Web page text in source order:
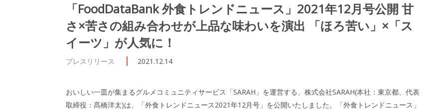
「FoodDataBank 外食トレンドニュース」2021年12月号公開 甘
さ×苦さの組み合わせが上品な味わいを演出 「ほろ苦い」×「ス
イーツ」が人気に！
プレスリリース 2021.12.14
おいしい一皿が集まるグルメコミュニティサービス「SARAH」を運営する、株式会社SARAH(本社：東京都、代表
取締役：髙橋洋太)は、「外食トレンドニュース2021年12月号」を公開いたしました。「外食トレンドニュース」